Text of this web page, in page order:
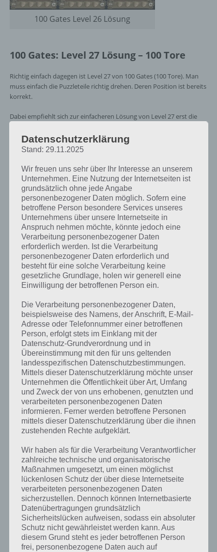
100 Gates Level 26 Lösung
100 Gates: Level 27 Lösung – 100 Tore
Richtig einfach dagegen ist Level 27 von 100 Gates (100 Tore). Man
muss einfach die Puzzleteile richtig drehen. Deren Position ist bereits
korrekt.
Dabei empfiehlt sich zur einfacheren Lösung von Level 27 erst die
gut erkennt. Danach kann man auch die beiden mittleren Reihen
richtig drehen.
100 Gates Level 27 Lösung
100 Gates: Level 28 Lösung – 100 Tore
Probleme hatte ich persönlich dagegen bei Level 28. Hier muss man
richtig Fingerspitzengefühl zeigen. Allerdings hat “ralf” uns einen
guten Tipp geben, wie Level 28 von 100 Gates zu lösen ist.
Die Lösung lautet wie folgt: Schädel und Knochen müssen nach
rechts unten in den Topf. Das Schild und das Schwert gehören nach
links unten und der Stern nach oben links. Ein Screenshot zur
Lösung von Level 28 wird es schon gleich geben (siehe unten).
Ein Tipp zur Lösung von Level 28: Versucht als erstes Schwert und
Knochen nach unten rechts. Abschließend dann den Stern nur noch
nach oben links. Ich habe zich Versuche gebraucht bis es endlich
geklappt hat. Hier der Screenshot zur Lösung von Level 28:
Datenschutzerklärung
Stand: 29.11.2025
Wir freuen uns sehr über Ihr Interesse an unserem
Unternehmen. Eine Nutzung der Internetseiten ist
grundsätzlich ohne jede Angabe
personenbezogener Daten möglich. Sofern eine
betroffene Person besondere Services unseres
Unternehmens über unsere Internetseite in
Anspruch nehmen möchte, könnte jedoch eine
Verarbeitung personenbezogener Daten
erforderlich werden. Ist die Verarbeitung
personenbezogener Daten erforderlich und
besteht für eine solche Verarbeitung keine
gesetzliche Grundlage, holen wir generell eine
Einwilligung der betroffenen Person ein.
Die Verarbeitung personenbezogener Daten,
beispielsweise des Namens, der Anschrift, E-Mail-
Adresse oder Telefonnummer einer betroffenen
Person, erfolgt stets im Einklang mit der
Datenschutz-Grundverordnung und in
Übereinstimmung mit den für uns geltenden
landesspezifischen Datenschutzbestimmungen.
Mittels dieser Datenschutzerklärung möchte unser
Unternehmen die Öffentlichkeit über Art, Umfang
und Zweck der von uns erhobenen, genutzten und
verarbeiteten personenbezogenen Daten
informieren. Ferner werden betroffene Personen
mittels dieser Datenschutzerklärung über die ihnen
zustehenden Rechte aufgeklärt.
Wir haben als für die Verarbeitung Verantwortlicher
zahlreiche technische und organisatorische
Maßnahmen umgesetzt, um einen möglichst
lückenlosen Schutz der über diese Internetseite
verarbeiteten personenbezogenen Daten
sicherzustellen. Dennoch können Internetbasierte
Datenübertragungen grundsätzlich
Sicherheitslücken aufweisen, sodass ein absoluter
Schutz nicht gewährleistet werden kann. Aus
diesem Grund steht es jeder betroffenen Person
frei, personenbezogene Daten auch auf